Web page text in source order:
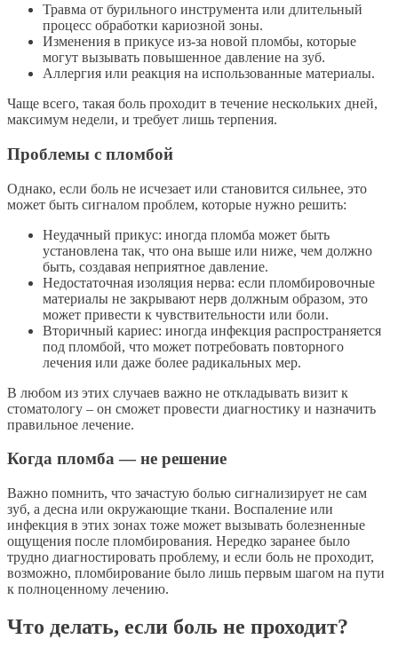
Травма от бурильного инструмента или длительный
процесс обработки кариозной зоны.
Изменения в прикусе из-за новой пломбы, которые
могут вызывать повышенное давление на зуб.
Аллергия или реакция на использованные материалы.
Чаще всего, такая боль проходит в течение нескольких дней,
максимум недели, и требует лишь терпения.
Проблемы с пломбой
Однако, если боль не исчезает или становится сильнее, это
может быть сигналом проблем, которые нужно решить:
Неудачный прикус: иногда пломба может быть
установлена так, что она выше или ниже, чем должно
быть, создавая неприятное давление.
Недостаточная изоляция нерва: если пломбировочные
материалы не закрывают нерв должным образом, это
может привести к чувствительности или боли.
Вторичный кариес: иногда инфекция распространяется
под пломбой, что может потребовать повторного
лечения или даже более радикальных мер.
В любом из этих случаев важно не откладывать визит к
стоматологу – он сможет провести диагностику и назначить
правильное лечение.
Когда пломба — не решение
Важно помнить, что зачастую болью сигнализирует не сам
зуб, а десна или окружающие ткани. Воспаление или
инфекция в этих зонах тоже может вызывать болезненные
ощущения после пломбирования. Нередко заранее было
трудно диагностировать проблему, и если боль не проходит,
возможно, пломбирование было лишь первым шагом на пути
к полноценному лечению.
Что делать, если боль не проходит?